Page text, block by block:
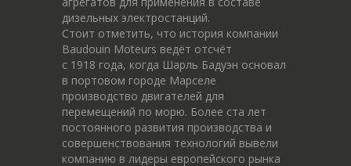
дизельных электростанций.
Стоит отметить, что история компании
Baudouin Moteurs ведёт отсчёт
c 1918 года, когда Шарль Бадуэн основал
в портовом городе Марселе
производство двигателей для
перемещений по морю. Более ста лет
постоянного развития производства и
совершенствования технологий вывели
компанию в лидеры европейского рынка